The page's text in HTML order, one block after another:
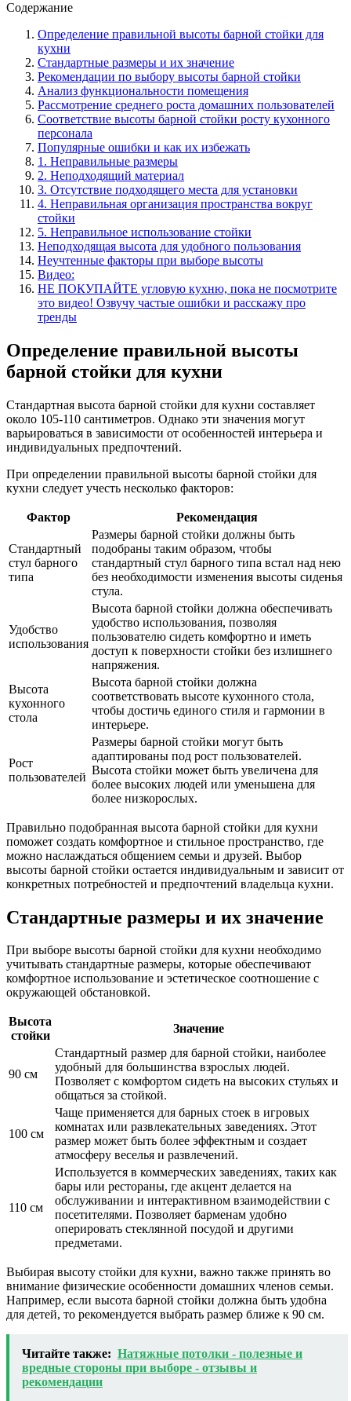
Содержание
Определение правильной высоты барной стойки для
кухни
Стандартные размеры и их значение
Рекомендации по выбору высоты барной стойки
Анализ функциональности помещения
Рассмотрение среднего роста домашних пользователей
Соответствие высоты барной стойки росту кухонного
персонала
Популярные ошибки и как их избежать
1. Неправильные размеры
2. Неподходящий материал
3. Отсутствие подходящего места для установки
4. Неправильная организация пространства вокруг
стойки
5. Неправильное использование стойки
Неподходящая высота для удобного пользования
Неучтенные факторы при выборе высоты
Видео:
НЕ ПОКУПАЙТЕ угловую кухню, пока не посмотрите
это видео! Озвучу частые ошибки и расскажу про
тренды
Определение правильной высоты
барной стойки для кухни
Стандартная высота барной стойки для кухни составляет
около 105-110 сантиметров. Однако эти значения могут
варьироваться в зависимости от особенностей интерьера и
индивидуальных предпочтений.
При определении правильной высоты барной стойки для
кухни следует учесть несколько факторов:
Фактор Рекомендация
Стандартный
стул барного
типа
Размеры барной стойки должны быть
подобраны таким образом, чтобы
стандартный стул барного типа встал над нею
без необходимости изменения высоты сиденья
стула.
Удобство
использования
Высота барной стойки должна обеспечивать
удобство использования, позволяя
пользователю сидеть комфортно и иметь
доступ к поверхности стойки без излишнего
напряжения.
Высота
кухонного
стола
Высота барной стойки должна
соответствовать высоте кухонного стола,
чтобы достичь единого стиля и гармонии в
интерьере.
Рост
пользователей
Размеры барной стойки могут быть
адаптированы под рост пользователей.
Высота стойки может быть увеличена для
более высоких людей или уменьшена для
более низкорослых.
Правильно подобранная высота барной стойки для кухни
поможет создать комфортное и стильное пространство, где
можно наслаждаться общением семьи и друзей. Выбор
высоты барной стойки остается индивидуальным и зависит от
конкретных потребностей и предпочтений владельца кухни.
Стандартные размеры и их значение
При выборе высоты барной стойки для кухни необходимо
учитывать стандартные размеры, которые обеспечивают
комфортное использование и эстетическое соотношение с
окружающей обстановкой.
Высота
стойки
Значение
90 см
Стандартный размер для барной стойки, наиболее
удобный для большинства взрослых людей.
Позволяет с комфортом сидеть на высоких стульях и
общаться за стойкой.
100 см
Чаще применяется для барных стоек в игровых
комнатах или развлекательных заведениях. Этот
размер может быть более эффектным и создает
атмосферу веселья и развлечений.
110 см
Используется в коммерческих заведениях, таких как
бары или рестораны, где акцент делается на
обслуживании и интерактивном взаимодействии с
посетителями. Позволяет барменам удобно
оперировать стеклянной посудой и другими
предметами.
Выбирая высоту стойки для кухни, важно также принять во
внимание физические особенности домашних членов семьи.
Например, если высота барной стойки должна быть удобна
для детей, то рекомендуется выбрать размер ближе к 90 см.
Читайте также: Натяжные потолки - полезные и
вредные стороны при выборе - отзывы и
рекомендации